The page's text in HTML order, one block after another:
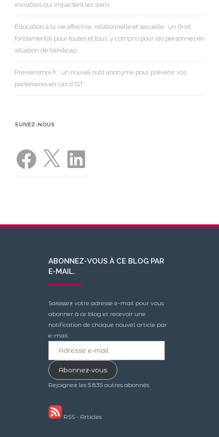
invisibles qui impactent les soins
Éducation à la vie affective, relationnelle et sexuelle : un droit
fondamental pour toutes et tous, y compris pour les personnes en
situation de handicap
Préviensmoi.fr : un nouvel outil anonyme pour prévenir vos
partenaires en cas d’IST
SUIVEZ-NOUS
Facebook LinkedIn
ABONNEZ-VOUS À CE BLOG PAR
E-MAIL.
Saisissez votre adresse e-mail pour vous
abonner à ce blog et recevoir une
notification de chaque nouvel article par
e-mail.
mailAbonnez-vous
Rejoignez les 5 835 autres abonnés
RSS - Articles